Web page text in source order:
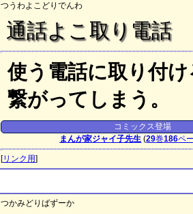
つうわよこどりでんわ
通話よこ取り電話
使う電話に取り付
繋がってしまう。
コミックス登場
まんが家ジャイ子先生 (29巻186ペ
[リンク用]
つかみどりばずーか